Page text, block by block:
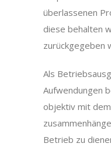
überlassenen
diese behalten
zurückgegeben
Als
Aufwendungen
objektiv mit
Betrieb zu